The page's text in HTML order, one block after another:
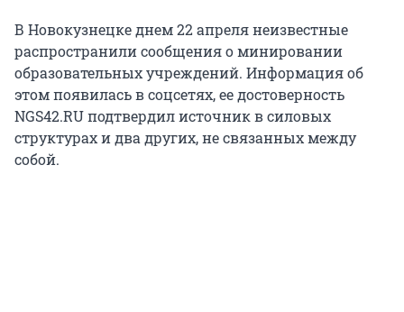
В Новокузнецке днем 22 апреля неизвестные
распространили сообщения о минировании
образовательных учреждений. Информация об
этом появилась в соцсетях, ее достоверность
NGS42.RU подтвердил источник в силовых
структурах и два других, не связанных между
собой.